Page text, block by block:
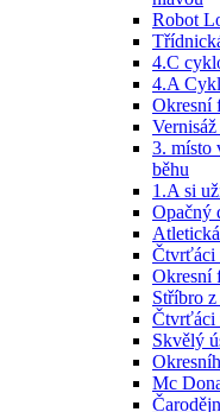
Robot
4.C
4.A
Okresní
3. místo
běhu
1.A si
Opačný
Čtvrťáci
Okresní
Stříbro
Čtvrťáci
Skvělý
Mc